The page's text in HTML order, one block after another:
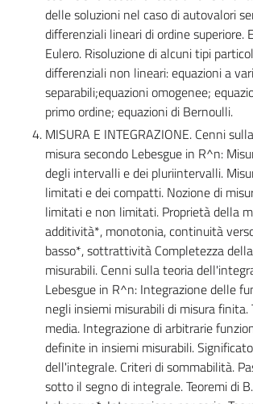
delle soluzioni nel caso di autovalori
differenziali lineari di ordine superiore.
Eulero. Risoluzione di alcuni tipi
differenziali non lineari: equazioni a
separabili;equazioni omogenee;
primo ordine; equazioni di Bernoulli.
MISURA E INTEGRAZIONE. Cenni
misura secondo Lebesgue in R^n:
degli intervalli e dei pluriintervalli.
limitati e dei compatti. Nozione di
limitati e non limitati. Proprietà della
additività*, monotonia, continuità
basso*, sottrattività Completezza
misurabili. Cenni sulla teoria
Lebesgue in R^n: Integrazione delle
negli insiemi misurabili di misura finita.
media. Integrazione di arbitrarie
definite in insiemi misurabili.
dell'integrale. Criteri di sommabilità.
sotto il segno di integrale. Teoremi di